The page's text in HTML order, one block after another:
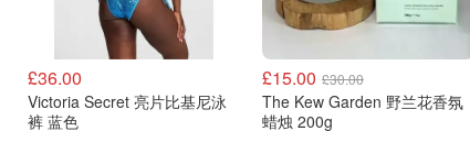
£36.00
Victoria Secret 亮片比基尼泳
裤 蓝色
£15.00 £30.00
The Kew Garden 野兰花香氛
蜡烛 200g